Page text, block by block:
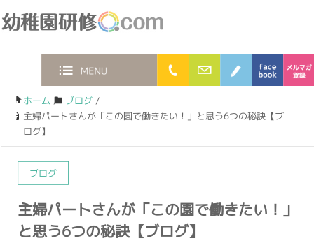
MENU 0120-36-2023
お問合わせフォー
ブログ
ホーム / ブログ /
主婦パートさんが「この園で働きたい！」と思う6つの秘訣【ブ
ログ】
ブログ
主婦パートさんが「この園で働きたい！」
と思う6つの秘訣【ブログ】